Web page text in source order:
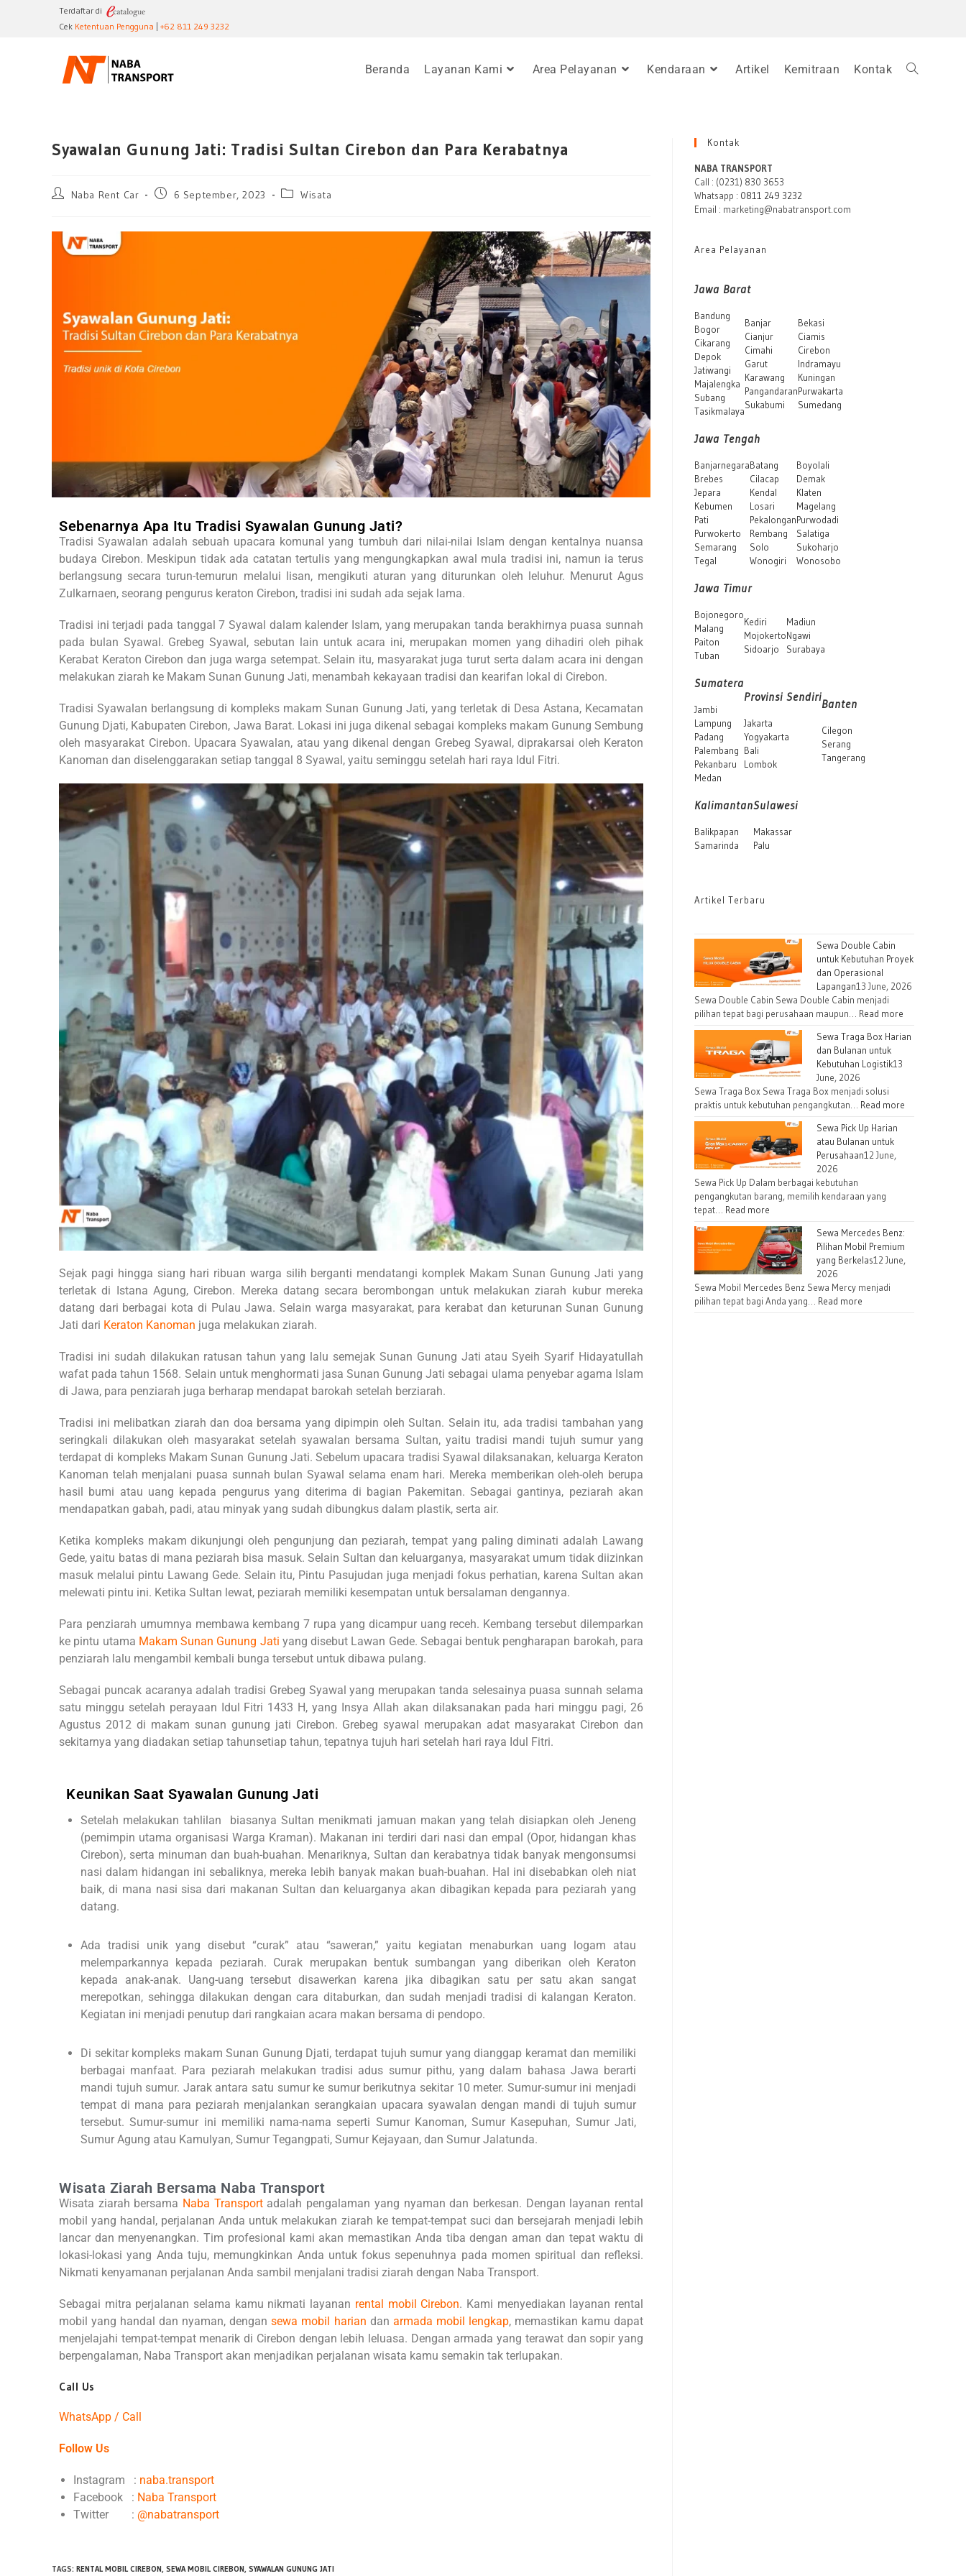
Terdaftar di
Cek Ketentuan Pengguna +62 811 249 3232
Beranda Layanan Kami Area Pelayanan Kendaraan Artikel Kemitraan Kontak
Syawalan Gunung Jati: Tradisi Sultan Cirebon dan Para Kerabatnya
Naba Rent Car 6 September, 2023 Wisata
Sebenarnya Apa Itu Tradisi Syawalan Gunung Jati?
Tradisi Syawalan adalah sebuah upacara komunal yang tumbuh dari nilai-nilai Islam dengan kentalnya nuansa
budaya Cirebon. Meskipun tidak ada catatan tertulis yang mengungkapkan awal mula tradisi ini, namun ia terus
berlangsung secara turun-temurun melalui lisan, mengikuti aturan yang diturunkan oleh leluhur. Menurut Agus
Zulkarnaen, seorang pengurus keraton Cirebon, tradisi ini sudah ada sejak lama.
Tradisi ini terjadi pada tanggal 7 Syawal dalam kalender Islam, yang merupakan tanda berakhirnya puasa sunnah
pada bulan Syawal. Grebeg Syawal, sebutan lain untuk acara ini, merupakan momen yang dihadiri oleh pihak
Kerabat Keraton Cirebon dan juga warga setempat. Selain itu, masyarakat juga turut serta dalam acara ini dengan
melakukan ziarah ke Makam Sunan Gunung Jati, menambah kekayaan tradisi dan kearifan lokal di Cirebon.
Tradisi Syawalan berlangsung di kompleks makam Sunan Gunung Jati, yang terletak di Desa Astana, Kecamatan
Gunung Djati, Kabupaten Cirebon, Jawa Barat. Lokasi ini juga dikenal sebagai kompleks makam Gunung Sembung
oleh masyarakat Cirebon. Upacara Syawalan, atau yang dikenal dengan Grebeg Syawal, diprakarsai oleh Keraton
Kanoman dan diselenggarakan setiap tanggal 8 Syawal, yaitu seminggu setelah hari raya Idul Fitri.
Sejak pagi hingga siang hari ribuan warga silih berganti mendatangi komplek Makam Sunan Gunung Jati yang
terletak di Istana Agung, Cirebon. Mereka datang secara berombongan untuk melakukan ziarah kubur mereka
datang dari berbagai kota di Pulau Jawa. Selain warga masyarakat, para kerabat dan keturunan Sunan Gunung
Jati dari Keraton Kanoman juga melakukan ziarah.
Tradisi ini sudah dilakukan ratusan tahun yang lalu semejak Sunan Gunung Jati atau Syeih Syarif Hidayatullah
wafat pada tahun 1568. Selain untuk menghormati jasa Sunan Gunung Jati sebagai ulama penyebar agama Islam
di Jawa, para penziarah juga berharap mendapat barokah setelah berziarah.
Tradisi ini melibatkan ziarah dan doa bersama yang dipimpin oleh Sultan. Selain itu, ada tradisi tambahan yang
seringkali dilakukan oleh masyarakat setelah syawalan bersama Sultan, yaitu tradisi mandi tujuh sumur yang
terdapat di kompleks Makam Sunan Gunung Jati. Sebelum upacara tradisi Syawal dilaksanakan, keluarga Keraton
Kanoman telah menjalani puasa sunnah bulan Syawal selama enam hari. Mereka memberikan oleh-oleh berupa
hasil bumi atau uang kepada pengurus yang diterima di bagian Pakemitan. Sebagai gantinya, peziarah akan
mendapatkan gabah, padi, atau minyak yang sudah dibungkus dalam plastik, serta air.
Ketika kompleks makam dikunjungi oleh pengunjung dan peziarah, tempat yang paling diminati adalah Lawang
Gede, yaitu batas di mana peziarah bisa masuk. Selain Sultan dan keluarganya, masyarakat umum tidak diizinkan
masuk melalui pintu Lawang Gede. Selain itu, Pintu Pasujudan juga menjadi fokus perhatian, karena Sultan akan
melewati pintu ini. Ketika Sultan lewat, peziarah memiliki kesempatan untuk bersalaman dengannya.
Para penziarah umumnya membawa kembang 7 rupa yang dicampur uang receh. Kembang tersebut dilemparkan
ke pintu utama Makam Sunan Gunung Jati yang disebut Lawan Gede. Sebagai bentuk pengharapan barokah, para
penziarah lalu mengambil kembali bunga tersebut untuk dibawa pulang.
Sebagai puncak acaranya adalah tradisi Grebeg Syawal yang merupakan tanda selesainya puasa sunnah selama
satu minggu setelah perayaan Idul Fitri 1433 H, yang Insya Allah akan dilaksanakan pada hari minggu pagi, 26
Agustus 2012 di makam sunan gunung jati Cirebon. Grebeg syawal merupakan adat masyarakat Cirebon dan
sekitarnya yang diadakan setiap tahunsetiap tahun, tepatnya tujuh hari setelah hari raya Idul Fitri.
Keunikan Saat Syawalan Gunung Jati
Setelah melakukan tahlilan biasanya Sultan menikmati jamuan makan yang telah disiapkan oleh Jeneng
(pemimpin utama organisasi Warga Kraman). Makanan ini terdiri dari nasi dan empal (Opor, hidangan khas
Cirebon), serta minuman dan buah-buahan. Menariknya, Sultan dan kerabatnya tidak banyak mengonsumsi
nasi dalam hidangan ini sebaliknya, mereka lebih banyak makan buah-buahan. Hal ini disebabkan oleh niat
baik, di mana nasi sisa dari makanan Sultan dan keluarganya akan dibagikan kepada para peziarah yang
datang.
Ada tradisi unik yang disebut “curak” atau “saweran,” yaitu kegiatan menaburkan uang logam atau
melemparkannya kepada peziarah. Curak merupakan bentuk sumbangan yang diberikan oleh Keraton
kepada anak-anak. Uang-uang tersebut disawerkan karena jika dibagikan satu per satu akan sangat
merepotkan, sehingga dilakukan dengan cara ditaburkan, dan sudah menjadi tradisi di kalangan Keraton.
Kegiatan ini menjadi penutup dari rangkaian acara makan bersama di pendopo.
Di sekitar kompleks makam Sunan Gunung Djati, terdapat tujuh sumur yang dianggap keramat dan memiliki
berbagai manfaat. Para peziarah melakukan tradisi adus sumur pithu, yang dalam bahasa Jawa berarti
mandi tujuh sumur. Jarak antara satu sumur ke sumur berikutnya sekitar 10 meter. Sumur-sumur ini menjadi
tempat di mana para peziarah menjalankan serangkaian upacara syawalan dengan mandi di tujuh sumur
tersebut. Sumur-sumur ini memiliki nama-nama seperti Sumur Kanoman, Sumur Kasepuhan, Sumur Jati,
Sumur Agung atau Kamulyan, Sumur Tegangpati, Sumur Kejayaan, dan Sumur Jalatunda.
Wisata Ziarah Bersama Naba Transport
Wisata ziarah bersama Naba Transport adalah pengalaman yang nyaman dan berkesan. Dengan layanan rental
mobil yang handal, perjalanan Anda untuk melakukan ziarah ke tempat-tempat suci dan bersejarah menjadi lebih
lancar dan menyenangkan. Tim profesional kami akan memastikan Anda tiba dengan aman dan tepat waktu di
lokasi-lokasi yang Anda tuju, memungkinkan Anda untuk fokus sepenuhnya pada momen spiritual dan refleksi.
Nikmati kenyamanan perjalanan Anda sambil menjalani tradisi ziarah dengan Naba Transport.
Sebagai mitra perjalanan selama kamu nikmati layanan rental mobil Cirebon. Kami menyediakan layanan rental
mobil yang handal dan nyaman, dengan sewa mobil harian dan armada mobil lengkap, memastikan kamu dapat
menjelajahi tempat-tempat menarik di Cirebon dengan lebih leluasa. Dengan armada yang terawat dan sopir yang
berpengalaman, Naba Transport akan menjadikan perjalanan wisata kamu semakin tak terlupakan.
Call Us
WhatsApp / Call
Follow Us
Instagram : naba.transport
Facebook : Naba Transport
Twitter : @nabatransport
TAGS: RENTAL MOBIL CIREBON, SEWA MOBIL CIREBON, SYAWALAN GUNUNG JATI
Kontak
NABA TRANSPORT
Call : (0231) 830 3653
Whatsapp : 0811 249 3232
Email : marketing@nabatransport.com
Area Pelayanan
Jawa Barat
Bandung
Bogor
Cikarang
Depok
Jatiwangi
Majalengka
Subang
Tasikmalaya
Banjar
Cianjur
Cimahi
Garut
Karawang
Pangandaran
Sukabumi
Bekasi
Ciamis
Cirebon
Indramayu
Kuningan
Purwakarta
Sumedang
Jawa Tengah
Banjarnegara
Brebes
Jepara
Kebumen
Pati
Purwokerto
Semarang
Tegal
Batang
Cilacap
Kendal
Losari
Pekalongan
Rembang
Solo
Wonogiri
Boyolali
Demak
Klaten
Magelang
Purwodadi
Salatiga
Sukoharjo
Wonosobo
Jawa Timur
Bojonegoro
Malang
Paiton
Tuban
Kediri
Mojokerto
Sidoarjo
Madiun
Ngawi
Surabaya
Sumatera
Jambi
Lampung
Padang
Palembang
Pekanbaru
Medan
Provinsi Sendiri
Jakarta
Yogyakarta
Bali
Lombok
Banten
Cilegon
Serang
Tangerang
Kalimantan
Balikpapan
Samarinda
Sulawesi
Makassar
Palu
Artikel Terbaru
Sewa Double Cabin
untuk Kebutuhan Proyek
dan Operasional
Lapangan13 June, 2026
Sewa Double Cabin Sewa Double Cabin menjadi
pilihan tepat bagi perusahaan maupun… Read more
Sewa Traga Box Harian
dan Bulanan untuk
Kebutuhan Logistik13
June, 2026
Sewa Traga Box Sewa Traga Box menjadi solusi
praktis untuk kebutuhan pengangkutan… Read more
Sewa Pick Up Harian
atau Bulanan untuk
Perusahaan12 June,
2026
Sewa Pick Up Dalam berbagai kebutuhan
pengangkutan barang, memilih kendaraan yang
tepat… Read more
Sewa Mercedes Benz:
Pilihan Mobil Premium
yang Berkelas12 June,
2026
Sewa Mobil Mercedes Benz Sewa Mercy menjadi
pilihan tepat bagi Anda yang… Read more